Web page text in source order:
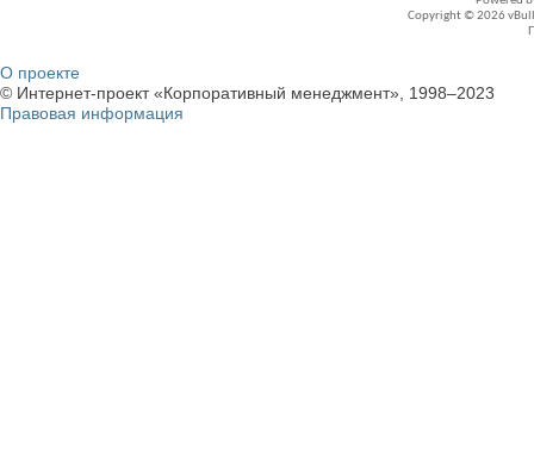
Copyright © 2026
О проекте
© Интернет-проект «Корпоративный менеджмент», 1998–2023
Правовая информация